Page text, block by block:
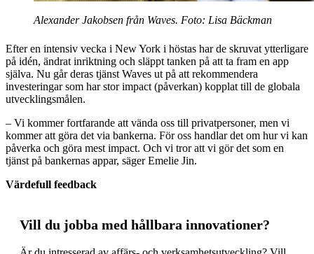
Alexander Jakobsen från Waves. Foto: Lisa Bäckman
Efter en intensiv vecka i New York i höstas har de skruvat ytterligare
på idén, ändrat inriktning och släppt tanken på att ta fram en app
själva. Nu går deras tjänst Waves ut på att rekommendera
investeringar som har stor impact (påverkan) kopplat till de globala
utvecklingsmålen.
– Vi kommer fortfarande att vända oss till privatpersoner, men vi
kommer att göra det via bankerna. För oss handlar det om hur vi kan
påverka och göra mest impact. Och vi tror att vi gör det som en
tjänst på bankernas appar, säger Emelie Jin.
Värdefull feedback
Vill du jobba med hållbara innovationer?